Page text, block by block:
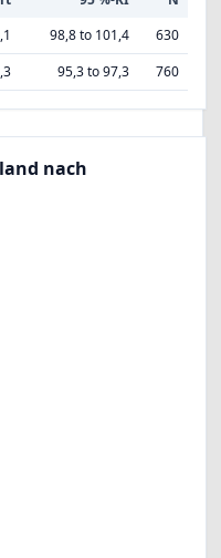
98,8 to 101,4
630
95,3 to 97,3 760
nach